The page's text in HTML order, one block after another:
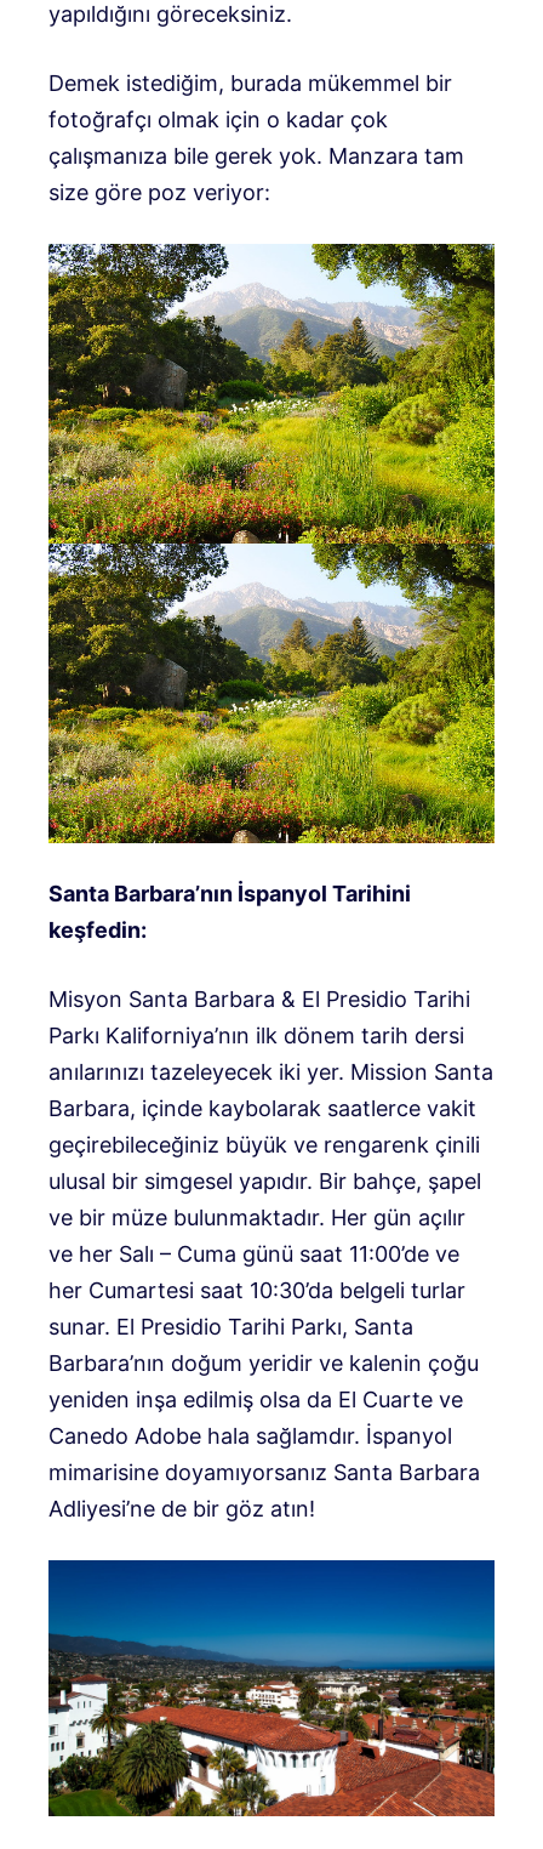
yapıldığını göreceksiniz.
Demek istediğim, burada mükemmel bir
fotoğrafçı olmak için o kadar çok
çalışmanıza bile gerek yok. Manzara tam
size göre poz veriyor:
Santa Barbara’nın İspanyol Tarihini
keşfedin:
Misyon Santa Barbara & El Presidio Tarihi
Parkı Kaliforniya’nın ilk dönem tarih dersi
anılarınızı tazeleyecek iki yer. Mission Santa
Barbara, içinde kaybolarak saatlerce vakit
geçirebileceğiniz büyük ve rengarenk çinili
ulusal bir simgesel yapıdır. Bir bahçe, şapel
ve bir müze bulunmaktadır. Her gün açılır
ve her Salı – Cuma günü saat 11:00’de ve
her Cumartesi saat 10:30’da belgeli turlar
sunar. El Presidio Tarihi Parkı, Santa
Barbara’nın doğum yeridir ve kalenin çoğu
yeniden inşa edilmiş olsa da El Cuarte ve
Canedo Adobe hala sağlamdır. İspanyol
mimarisine doyamıyorsanız Santa Barbara
Adliyesi’ne de bir göz atın!